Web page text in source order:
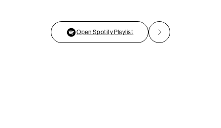
Open Spotify Playlist